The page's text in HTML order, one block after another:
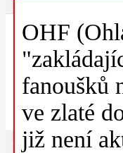
OHF
fanoušků
ve zlaté
již není